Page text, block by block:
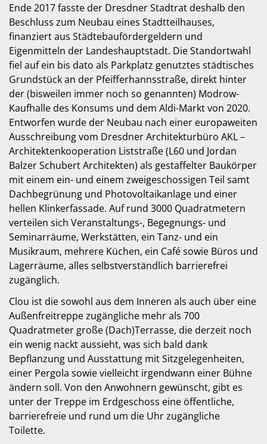
Ende 2017 fasste der Dresdner Stadtrat deshalb den
Beschluss zum Neubau eines Stadtteilhauses,
finanziert aus Städtebaufördergeldern und
Eigenmitteln der Landeshauptstadt. Die Standortwahl
fiel auf ein bis dato als Parkplatz genutztes städtisches
Grundstück an der Pfeifferhannsstraße, direkt hinter
der (bisweilen immer noch so genannten) Modrow-
Kaufhalle des Konsums und dem Aldi-Markt von 2020.
Entworfen wurde der Neubau nach einer europaweiten
Ausschreibung vom Dresdner Architekturbüro AKL –
Architektenkooperation Liststraße (L60 und Jordan
Balzer Schubert Architekten) als gestaffelter Baukörper
mit einem ein- und einem zweigeschossigen Teil samt
Dachbegrünung und Photovoltaikanlage und einer
hellen Klinkerfassade. Auf rund 3000 Quadratmetern
verteilen sich Veranstaltungs-, Begegnungs- und
Seminarräume, Werkstätten, ein Tanz- und ein
Musikraum, mehrere Küchen, ein Café sowie Büros und
Lagerräume, alles selbstverständlich barrierefrei
zugänglich.
Clou ist die sowohl aus dem Inneren als auch über eine
Außenfreitreppe zugängliche mehr als 700
Quadratmeter große (Dach)Terrasse, die derzeit noch
ein wenig nackt aussieht, was sich bald dank
Bepflanzung und Ausstattung mit Sitzgelegenheiten,
einer Pergola sowie vielleicht irgendwann einer Bühne
ändern soll. Von den Anwohnern gewünscht, gibt es
unter der Treppe im Erdgeschoss eine öffentliche,
barrierefreie und rund um die Uhr zugängliche
Toilette.